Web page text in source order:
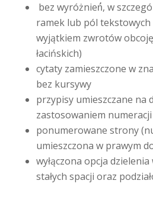
bez wyróżnień́, w
ramek lub pól
wyjątkiem zwrotów
łacińskich)
cytaty zamieszczone w
bez kursywy
przypisy umieszczane na
zastosowaniem numeracji
ponumerowane strony
umieszczona w prawym
wyłączona opcja
stałych spacji oraz